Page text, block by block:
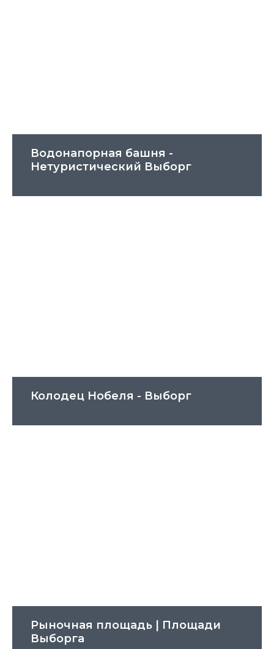
Водонапорная башня -
Нетуристический Выборг
Колодец Нобеля - Выборг
Рыночная площадь | Площади
Выборга